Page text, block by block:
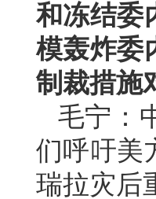
和冻结委
模轰炸委
制裁措施
毛宁：
们呼吁美
瑞拉灾后